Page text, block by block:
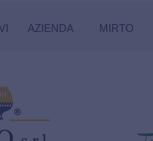
AZIENDA MIRTO